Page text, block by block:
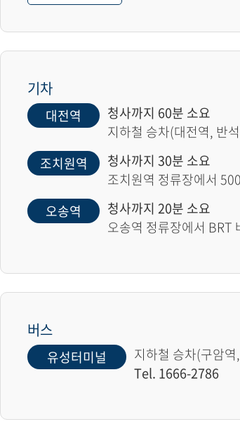
기차
대전역
청사까지 60분 소요
지하철 승차(대전역, 반
조치원역
청사까지 30분 소요
조치원역 정류장에서
오송역
청사까지 20분 소요
오송역 정류장에서 BRT
버스
유성터미널
지하철 승차(구암
Tel. 1666-2786